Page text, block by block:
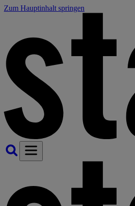
Zum Hauptinhalt springen